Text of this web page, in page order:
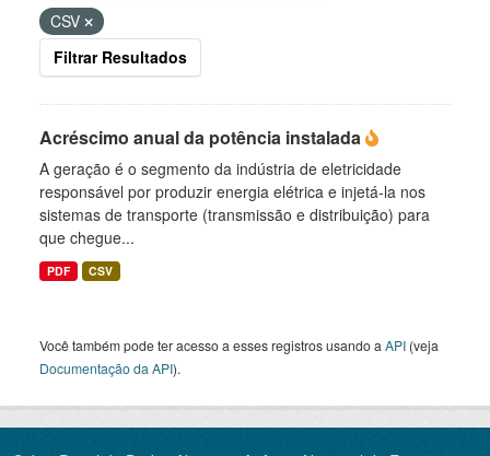
CSV
Filtrar Resultados
Acréscimo anual da potência instalada
A geração é o segmento da indústria de eletricidade
responsável por produzir energia elétrica e injetá-la nos
sistemas de transporte (transmissão e distribuição) para
que chegue...
PDF CSV
Você também pode ter acesso a esses registros usando a API (veja
Documentação da API).